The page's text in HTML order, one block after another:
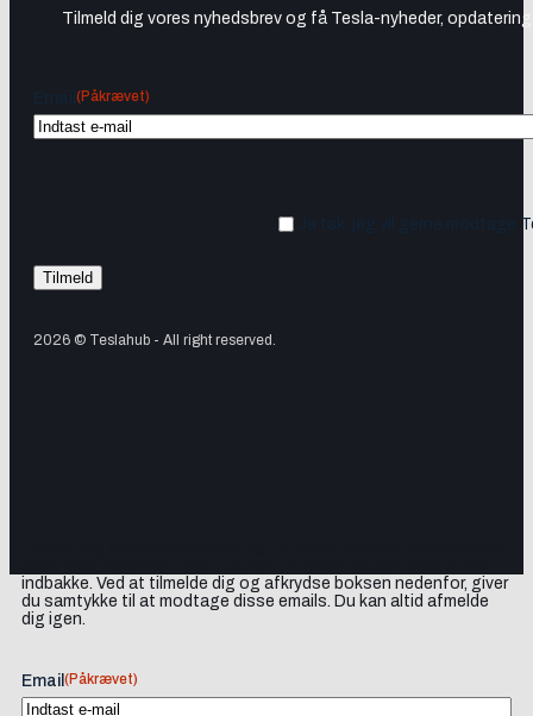
Tilmeld dig vores nyhedsbrev og få Tesla-nyheder,
(Påkrævet)
Ja tak, jeg vil gerne modtage
2026 © Teslahub - All right reserved.
indbakke. Ved at tilmelde dig og afkrydse boksen nedenfor, giver
du samtykke til at modtage disse emails. Du kan altid afmelde
dig igen.
Email (Påkrævet)